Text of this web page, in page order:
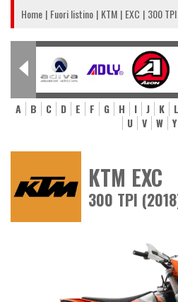
Home Fuori listino KTM EXC 300
A B C D E F G H I J K L
U
V W Y
KTM EXC
300 TPI